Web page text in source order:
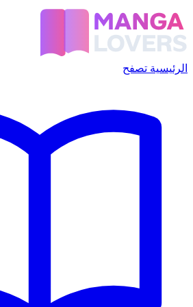
الرئيسية تصفح